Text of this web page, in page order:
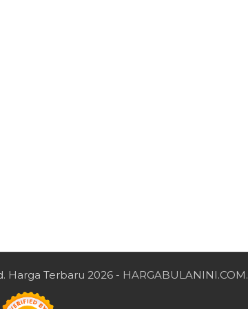
Harga Terbaru 2026 - HARGABULANINI.COM.